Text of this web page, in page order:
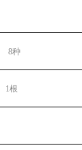
8种
1根